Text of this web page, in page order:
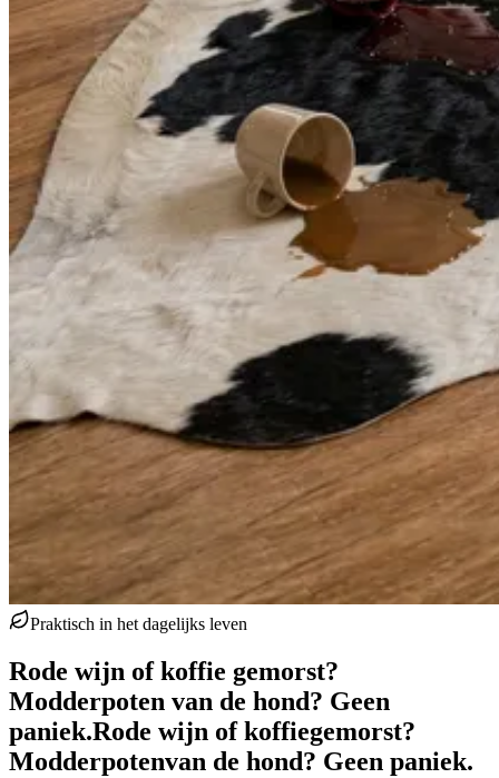
Praktisch in het dagelijks leven
Rode wijn of koffie gemorst?
Modderpoten van de hond? Geen
paniek.Rode wijn of koffiegemorst?
Modderpotenvan de hond? Geen paniek.